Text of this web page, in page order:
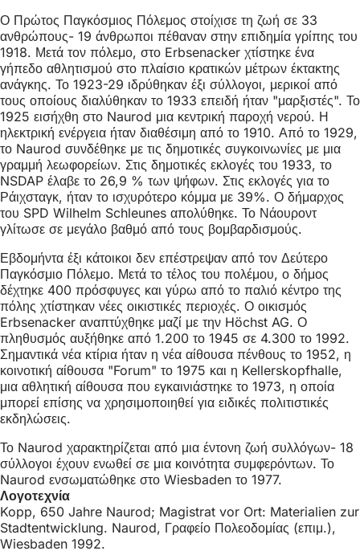
Ο Πρώτος Παγκόσμιος Πόλεμος στοίχισε τη ζωή σε 33
ανθρώπους- 19 άνθρωποι πέθαναν στην επιδημία γρίπης του
1918. Μετά τον πόλεμο, στο Erbsenacker χτίστηκε ένα
γήπεδο αθλητισμού στο πλαίσιο κρατικών μέτρων έκτακτης
ανάγκης. Το 1923-29 ιδρύθηκαν έξι σύλλογοι, μερικοί από
τους οποίους διαλύθηκαν το 1933 επειδή ήταν "μαρξιστές". Το
1925 εισήχθη στο Naurod μια κεντρική παροχή νερού. Η
ηλεκτρική ενέργεια ήταν διαθέσιμη από το 1910. Από το 1929,
το Naurod συνδέθηκε με τις δημοτικές συγκοινωνίες με μια
γραμμή λεωφορείων. Στις δημοτικές εκλογές του 1933, το
NSDAP έλαβε το 26,9 % των ψήφων. Στις εκλογές για το
Ράιχσταγκ, ήταν το ισχυρότερο κόμμα με 39%. Ο δήμαρχος
του SPD Wilhelm Schleunes απολύθηκε. Το Νάουροντ
γλίτωσε σε μεγάλο βαθμό από τους βομβαρδισμούς.
Εβδομήντα έξι κάτοικοι δεν επέστρεψαν από τον Δεύτερο
Παγκόσμιο Πόλεμο. Μετά το τέλος του πολέμου, ο δήμος
δέχτηκε 400 πρόσφυγες και γύρω από το παλιό κέντρο της
πόλης χτίστηκαν νέες οικιστικές περιοχές. Ο οικισμός
Erbsenacker αναπτύχθηκε μαζί με την Höchst AG. Ο
πληθυσμός αυξήθηκε από 1.200 το 1945 σε 4.300 το 1992.
Σημαντικά νέα κτίρια ήταν η νέα αίθουσα πένθους το 1952, η
κοινοτική αίθουσα "Forum" το 1975 και η Kellerskopfhalle,
μια αθλητική αίθουσα που εγκαινιάστηκε το 1973, η οποία
μπορεί επίσης να χρησιμοποιηθεί για ειδικές πολιτιστικές
εκδηλώσεις.
Το Naurod χαρακτηρίζεται από μια έντονη ζωή συλλόγων- 18
σύλλογοι έχουν ενωθεί σε μια κοινότητα συμφερόντων. Το
Naurod ενσωματώθηκε στο Wiesbaden το 1977.
Λογοτεχνία
Kopp, 650 Jahre Naurod; Magistrat vor Ort: Materialien zur
Stadtentwicklung. Naurod, Γραφείο Πολεοδομίας (επιμ.),
Wiesbaden 1992.